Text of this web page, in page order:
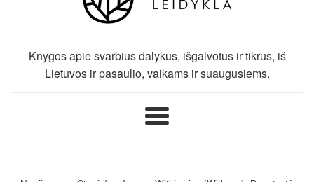
Knygos apie svarbius dalykus, išgalvotus ir tikrus, iš
Lietuvos ir pasaulio, vaikams ir suaugusiems.
Meniu